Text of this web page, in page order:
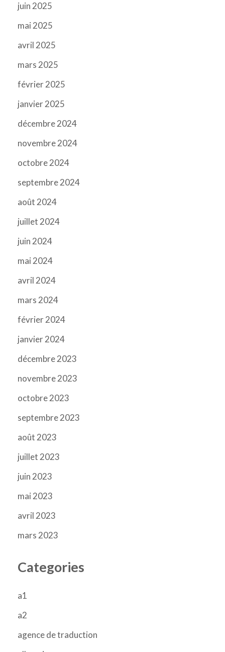
juin 2025
mai 2025
avril 2025
mars 2025
février 2025
janvier 2025
décembre 2024
novembre 2024
octobre 2024
septembre 2024
août 2024
juillet 2024
juin 2024
mai 2024
avril 2024
mars 2024
février 2024
janvier 2024
décembre 2023
novembre 2023
octobre 2023
septembre 2023
août 2023
juillet 2023
juin 2023
mai 2023
avril 2023
mars 2023
Categories
a1
a2
agence de traduction